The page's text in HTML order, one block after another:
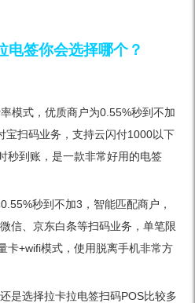
电签你会选择哪个？
模式，优质商户为0.55%秒到不加
宝扫码业务，支持云闪付1000以下
秒到账，是一款非常好用的电签
秒到不加3，智能匹配商户，
信、京东白条等扫码业务，单笔限
卡+wifi模式，使用脱离手机非常方
是选择拉卡拉电签扫码POS比较多